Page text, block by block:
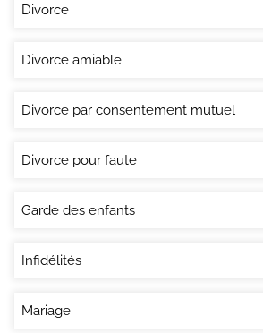
Divorce
Divorce amiable
Divorce par consentement mutuel
Divorce pour faute
Garde des enfants
Infidélités
Mariage